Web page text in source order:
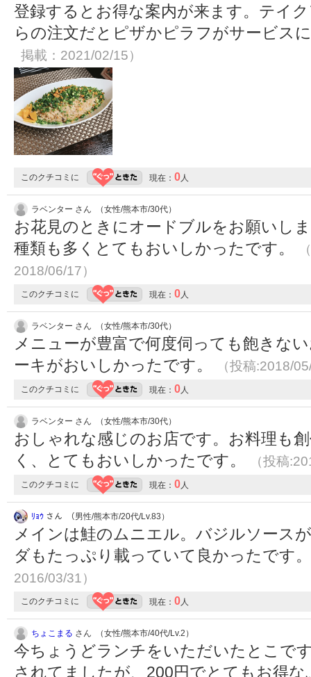
登録するとお得な案内が来ます。テイ
らの注文だとピザかピラフがサービス
掲載：2021/02/15）
このクチコミに 現在： 0人
ラベンター さん （女性/熊本市/30代）
お花見のときにオードブルをお願いし
種類も多くとてもおいしかったです。
2018/06/17）
このクチコミに 現在： 0人
ラベンター さん （女性/熊本市/30代）
メニューが豊富で何度伺っても飽きな
ーキがおいしかったです。
（投稿:2018/
このクチコミに 現在： 0人
ラベンター さん （女性/熊本市/30代）
おしゃれな感じのお店です。お料理も
く、とてもおいしかったです。
（投稿
このクチコミに 現在： 0人
ﾘｮｳ さん （男性/熊本市/20代/Lv.83）
メインは鮭のムニエル。バジルソース
ダもたっぷり載っていて良かったです
2016/03/31）
このクチコミに 現在： 0人
ちょこまる さん （女性/熊本市/40代/Lv.2）
今ちょうどランチをいただいたとこで
されてましたが、200円でとてもお得